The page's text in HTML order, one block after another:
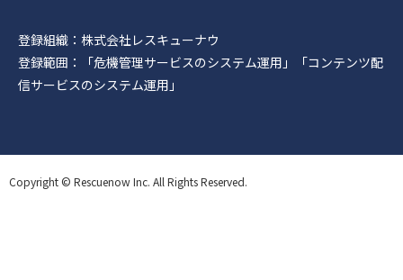
登録組織：株式会社レスキューナウ
登録範囲：「危機管理サービスのシステム運用」「コンテンツ配
信サービスのシステム運用」
Copyright © Rescuenow Inc. All Rights Reserved.